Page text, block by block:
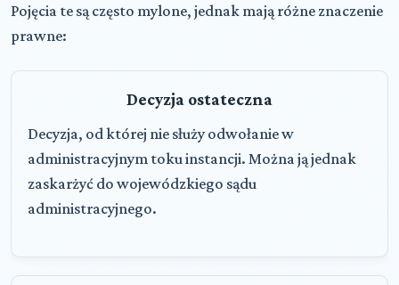
Pojęcia te są często mylone, jednak mają różne znaczenie
prawne:
Decyzja ostateczna
Decyzja, od której nie służy odwołanie w
administracyjnym toku instancji. Można ją jednak
zaskarżyć do wojewódzkiego sądu
administracyjnego.